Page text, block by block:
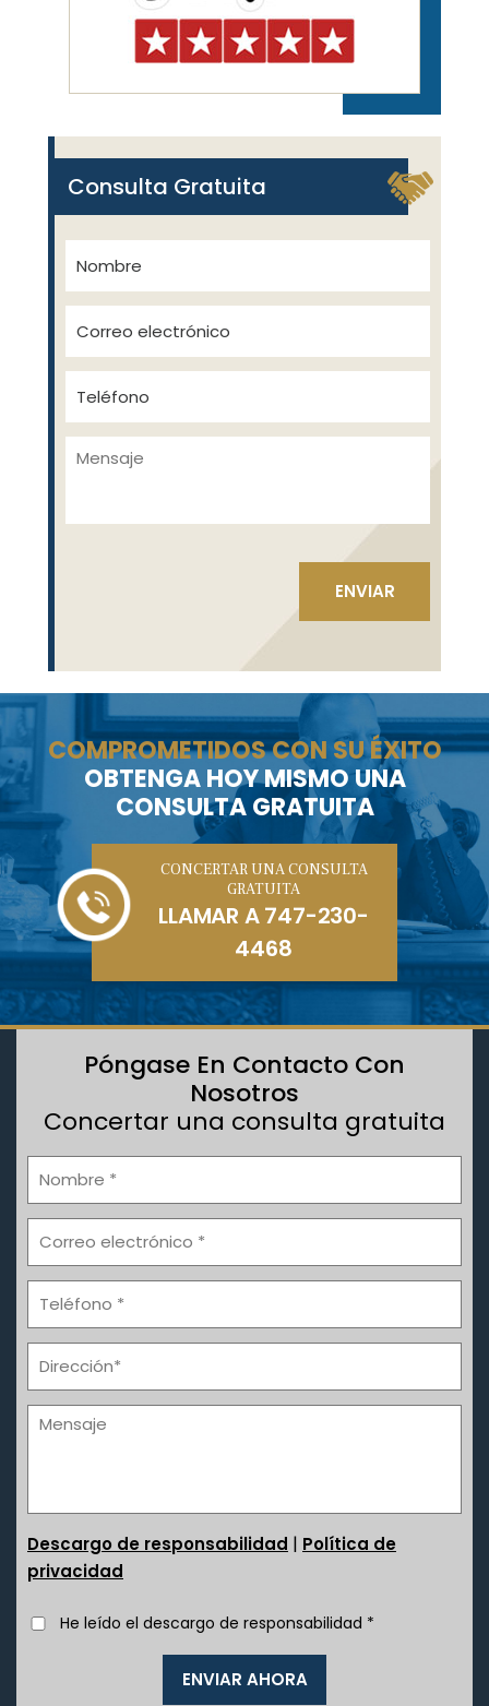
Consulta Gratuita
COMPROMETIDOS CON SU ÉXITO
OBTENGA HOY MISMO UNA
CONSULTA GRATUITA
CONCERTAR UNA CONSULTA
GRATUITA
LLAMAR A747-230-
4468
Póngase En Contacto Con
Nosotros
Concertar una consulta gratuita
Descargo de responsabilidad | Política de
privacidad
He leído el descargo de responsabilidad *